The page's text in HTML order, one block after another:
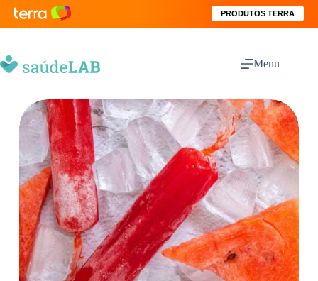
PRODUTOS TERRA
Menu